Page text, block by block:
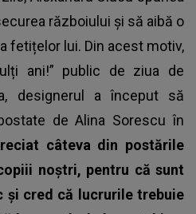
războiului și să aibă o
fetițelor lui. Din acest motiv,
ani!” public de ziua de
designerul a început să
de Alina Sorescu în
câteva din postările
noștri, pentru că sunt
și cred că lucrurile trebuie